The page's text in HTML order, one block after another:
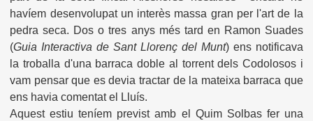
havíem desenvolupat un interès massa gran per l'art de la
pedra seca. Dos o tres anys més tard en Ramon Suades
(Guia Interactiva de Sant Llorenç del Munt) ens notificava
la troballa d'una barraca doble al torrent dels Codolosos i
vam pensar que es devia tractar de la mateixa barraca que
ens havia comentat el Lluís.
Aquest estiu teníem previst amb el Quim Solbas fer una